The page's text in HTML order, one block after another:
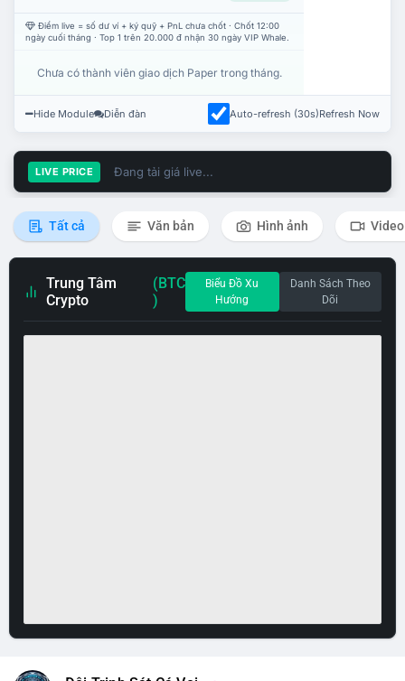
Điểm live = số dư ví + ký quỹ + PnL chưa chốt · Chốt 12:00
ngày cuối tháng · Top 1 trên 20.000 đ nhận 30 ngày VIP Whale.
Chưa có thành viên giao dịch Paper trong tháng.
Hide Module Diễn đàn Auto-refresh (30s)Refresh Now
LIVE PRICE Đang tải giá live...
Tất cả Văn bản Hình ảnh Video
Trung Tâm
Crypto
(BTC
)
Biểu Đồ Xu
Hướng
Danh Sách Theo
Dõi